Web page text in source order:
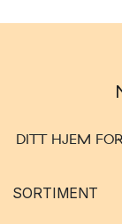
DITT HJEM
SORTIMENT